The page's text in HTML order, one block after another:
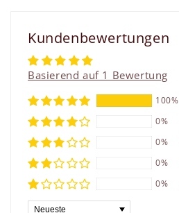
Kundenbewertungen
Basierend auf 1 Bewertung
100%
0%
0%
0%
0%
Sort by